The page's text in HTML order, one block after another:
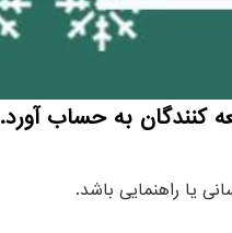
کنندگان به حساب آورد.
یا راهنمایی باشد.